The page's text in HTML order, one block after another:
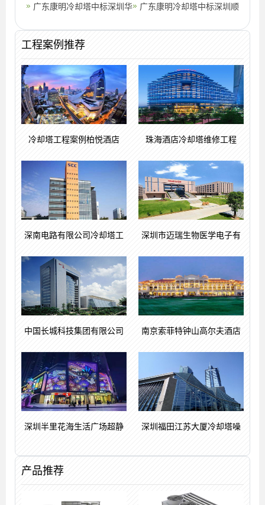
程案例
广东康明冷却塔中标深圳华
程
广东康明冷却塔中标深圳顺
工程案例推荐
冷却塔工程案例柏悦酒店 珠海酒店冷却塔维修工程
深南电路有限公司冷却塔工 深圳市迈瑞生物医学电子有
中国长城科技集团有限公司 南京索菲特钟山高尔夫酒店
深圳半里花海生活广场超静 深圳福田江苏大厦冷却塔噪
产品推荐